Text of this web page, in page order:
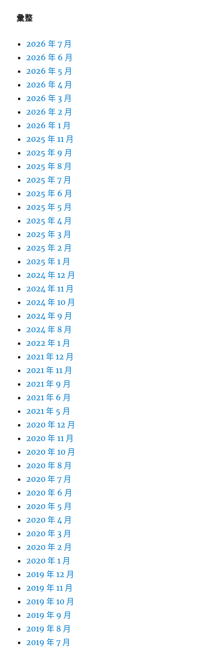
彙整
2026 年 7 月
2026 年 6 月
2026 年 5 月
2026 年 4 月
2026 年 3 月
2026 年 2 月
2026 年 1 月
2025 年 11 月
2025 年 9 月
2025 年 8 月
2025 年 7 月
2025 年 6 月
2025 年 5 月
2025 年 4 月
2025 年 3 月
2025 年 2 月
2025 年 1 月
2024 年 12 月
2024 年 11 月
2024 年 10 月
2024 年 9 月
2024 年 8 月
2022 年 1 月
2021 年 12 月
2021 年 11 月
2021 年 9 月
2021 年 6 月
2021 年 5 月
2020 年 12 月
2020 年 11 月
2020 年 10 月
2020 年 8 月
2020 年 7 月
2020 年 6 月
2020 年 5 月
2020 年 4 月
2020 年 3 月
2020 年 2 月
2020 年 1 月
2019 年 12 月
2019 年 11 月
2019 年 10 月
2019 年 9 月
2019 年 8 月
2019 年 7 月